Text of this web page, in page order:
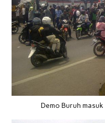
Demo Buruh